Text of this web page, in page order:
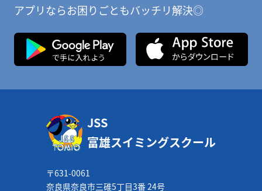
アプリならお困りごともバッチリ解決◎
JSS
富雄スイミングスクール
〒631-0061
奈良県奈良市三碓5丁目3番 24号